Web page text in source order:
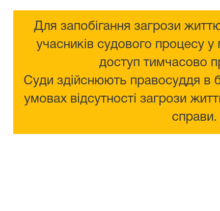
Для запобігання загрози
учасників судового процесу у
доступ тимчасово
Суди здійснюють правосуддя в
умовах відсутності загрози
справи.